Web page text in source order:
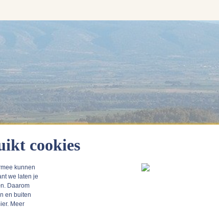
Frankrijk
cookies
kunnen
we laten je
Daarom
en buiten
Meer